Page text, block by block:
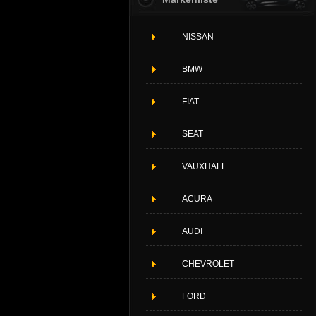
NISSAN
BMW
FIAT
SEAT
VAUXHALL
ACURA
AUDI
CHEVROLET
FORD